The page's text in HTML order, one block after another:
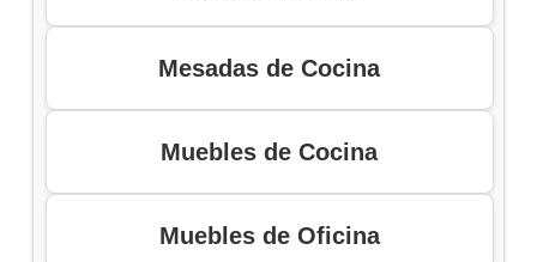
Mesadas de Cocina
Muebles de Cocina
Muebles de Oficina